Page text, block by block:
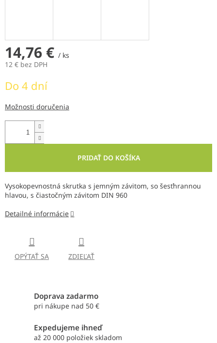
14,76 € / ks
12 € bez DPH
cena:
Do 4 dní
Možnosti doručenia
PRIDAŤ DO KOŠÍKA
Vysokopevnostná skrutka s jemným závitom, so šesťhrannou
hlavou, s čiastočným závitom DIN 960
Detailné informácie
OPÝTAŤ SA ZDIEĽAŤ
Doprava zadarmo
pri nákupe nad 50 €
Expedujeme ihneď
až 20 000 položiek skladom